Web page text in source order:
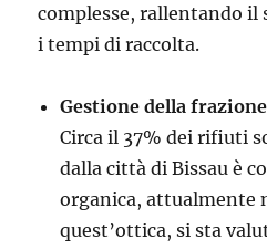
complesse, rallentando il
i tempi di raccolta.
Gestione della
Circa il 37% dei rifiuti
dalla città di Bissau è
organica, attualmente
quest’ottica, si sta